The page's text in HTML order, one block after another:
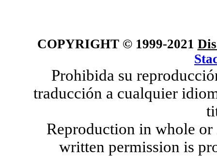
COPYRIGHT © 1999-2021
Prohibida su
traducción a cualquier
Reproduction in whole
written permission is